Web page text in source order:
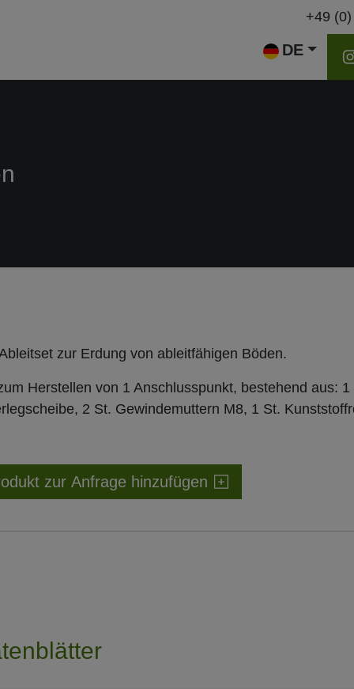
+49
DE
zur Erdung von ableitfähigen Böden.
Herstellen von 1 Anschlusspunkt, bestehend aus:
2 St. Gewindemuttern M8, 1 St.
zur Anfrage hinzufügen